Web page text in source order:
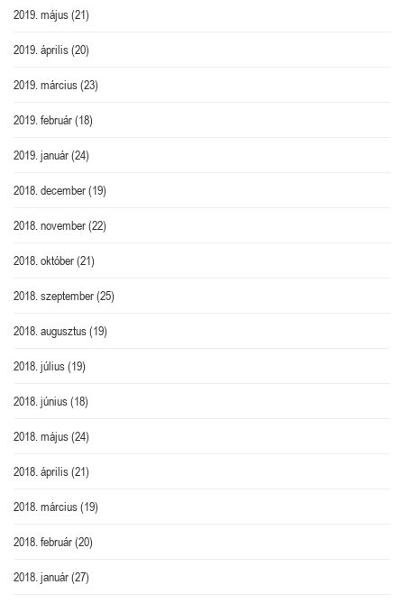
2019. május(21)
2019. április(20)
2019. március(23)
2019. február(18)
2019. január(24)
2018. december(19)
2018. november(22)
2018. október(21)
2018. szeptember(25)
2018. augusztus(19)
2018. július(19)
2018. június(18)
2018. május(24)
2018. április(21)
2018. március(19)
2018. február(20)
2018. január(27)